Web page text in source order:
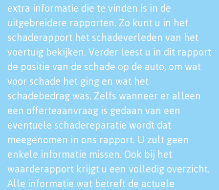
extra informatie die te vinden is in de
uitgebreidere rapporten. Zo kunt u in het
schaderapport het schadeverleden van het
voertuig bekijken. Verder leest u in dit rapport
de positie van de schade op de auto, om wat
voor schade het ging en wat het
schadebedrag was. Zelfs wanneer er alleen
een offerteaanvraag is gedaan van een
eventuele schadereparatie wordt dat
meegenomen in ons rapport. U zult geen
enkele informatie missen. Ook bij het
waarderapport krijgt u een volledig overzicht.
Alle informatie wat betreft de actuele